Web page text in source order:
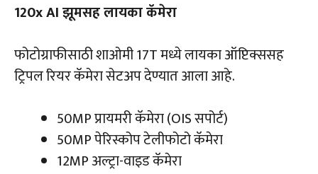
120x AI झूमसह लायका कॅमेरा
फोटोग्राफीसाठी शाओमी 17T मध्ये लायका ऑप्टिक्ससह
ट्रिपल रियर कॅमेरा सेटअप देण्यात आला आहे.
50MP प्रायमरी कॅमेरा (OIS सपोर्ट)
50MP पेरिस्कोप टेलीफोटो कॅमेरा
12MP अल्ट्रा-वाइड कॅमेरा